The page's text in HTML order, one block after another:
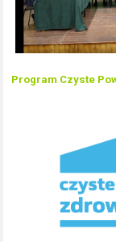
Program Czyste